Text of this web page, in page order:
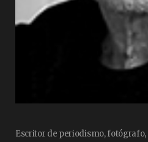
Escritor de periodismo, fotógrafo,